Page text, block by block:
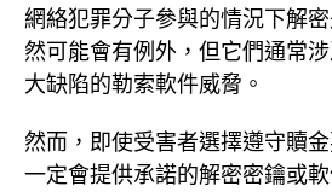
網絡犯罪分子參與的情況下解
然可能會有例外，但它們通常
大缺陷的勒索軟件威脅。
然而，即使受害者選擇遵守贖
一定會提供承諾的解密密鑰或